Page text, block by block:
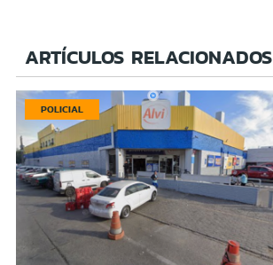
ARTÍCULOS RELACIONADOS
POLICIAL